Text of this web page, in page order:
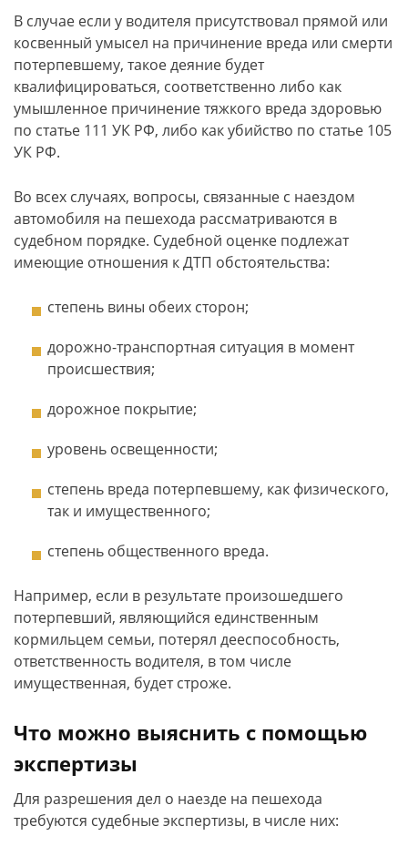
В случае если у водителя присутствовал прямой или
косвенный умысел на причинение вреда или смерти
потерпевшему, такое деяние будет
квалифицироваться, соответственно либо как
умышленное причинение тяжкого вреда здоровью
по статье 111 УК РФ, либо как убийство по статье 105
УК РФ.
Во всех случаях, вопросы, связанные с наездом
автомобиля на пешехода рассматриваются в
судебном порядке. Судебной оценке подлежат
имеющие отношения к ДТП обстоятельства:
степень вины обеих сторон;
дорожно-транспортная ситуация в момент
происшествия;
дорожное покрытие;
уровень освещенности;
степень вреда потерпевшему, как физического,
так и имущественного;
степень общественного вреда.
Например, если в результате произошедшего
потерпевший, являющийся единственным
кормильцем семьи, потерял дееспособность,
ответственность водителя, в том числе
имущественная, будет строже.
Что можно выяснить с помощью
экспертизы
Для разрешения дел о наезде на пешехода
требуются судебные экспертизы, в числе них: